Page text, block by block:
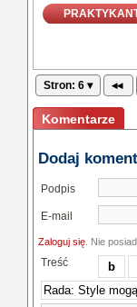
Stron: 6 ▾ ◂◂
Komentarze
Dodaj
Podpis
E-mail
Zaloguj się . Nie
Treść